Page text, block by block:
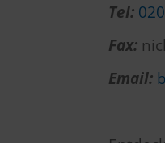
Tel:
Fax:
Email: